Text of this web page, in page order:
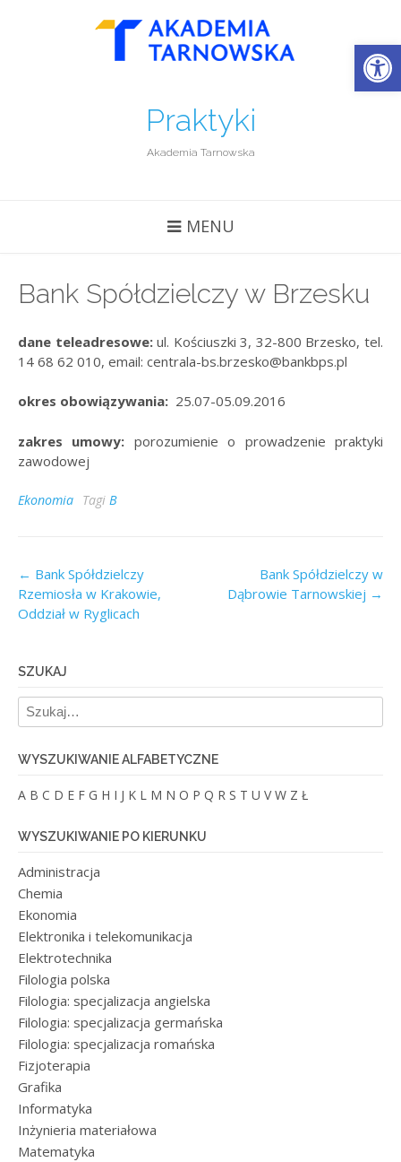
Praktyki
Akademia Tarnowska
MENU
Bank Spółdzielczy w Brzesku
dane teleadresowe:ul. Kościuszki 3, 32-800 Brzesko, tel.
14 68 62 010, email: centrala-bs.brzesko@bankbps.pl
okres obowiązywania: 25.07-05.09.2016
zakres umowy: porozumienie o prowadzenie praktyki
zawodowej
Ekonomia Tagi B
Post
navigation
← Bank Spółdzielczy
Rzemiosła w Krakowie,
Oddział w Ryglicach
Bank Spółdzielczy w
Dąbrowie Tarnowskiej →
SZUKAJ
WYSZUKIWANIE ALFABETYCZNE
A B C D E F G H I J K L M N O P Q R S T U V W Z Ł
WYSZUKIWANIE PO KIERUNKU
Administracja
Chemia
Ekonomia
Elektronika i telekomunikacja
Elektrotechnika
Filologia polska
Filologia: specjalizacja angielska
Filologia: specjalizacja germańska
Filologia: specjalizacja romańska
Fizjoterapia
Grafika
Informatyka
Inżynieria materiałowa
Matematyka